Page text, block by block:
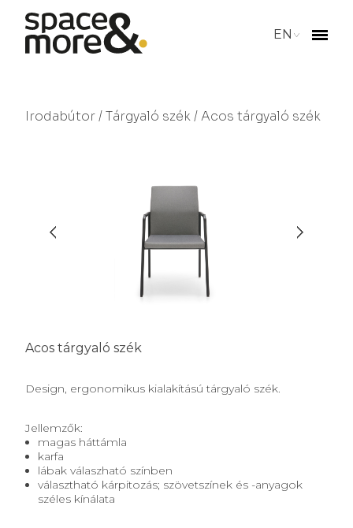
EN
Irodabútor/Tárgyaló szék/ Acos tárgyaló szék
Acos tárgyaló szék
Design, ergonomikus kialakítású tárgyaló szék.
Jellemzők:
magas háttámla
karfa
lábak válaszható színben
választható kárpitozás; szövetszínek és -anyagok
széles kínálata